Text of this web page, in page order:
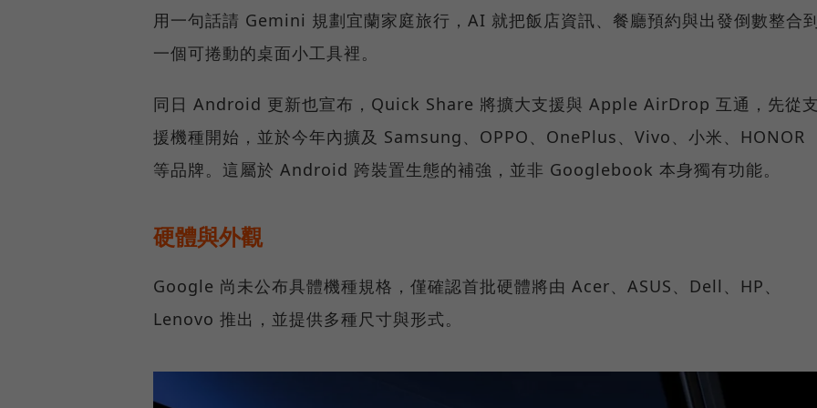
用一句話請 Gemini 規劃宜蘭家庭旅行，AI 就把飯店資訊、餐廳預約與出發倒數整合
一個可捲動的桌面小工具裡。
同日 Android 更新也宣布，Quick Share 將擴大支援與 Apple AirDrop 互通，先從
援機種開始，並於今年內擴及 Samsung、OPPO、OnePlus、Vivo、小米、HONOR
等品牌。這屬於 Android 跨裝置生態的補強，並非 Googlebook 本身獨有功能。
硬體與外觀
Google 尚未公布具體機種規格，僅確認首批硬體將由 Acer、ASUS、Dell、HP、
Lenovo 推出，並提供多種尺寸與形式。